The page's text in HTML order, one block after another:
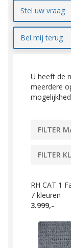
Stel uw vraag
Bel mij terug
U heeft de
meerdere
FILTER
FILTER
RH CAT 1
7 kleuren
3.999,-